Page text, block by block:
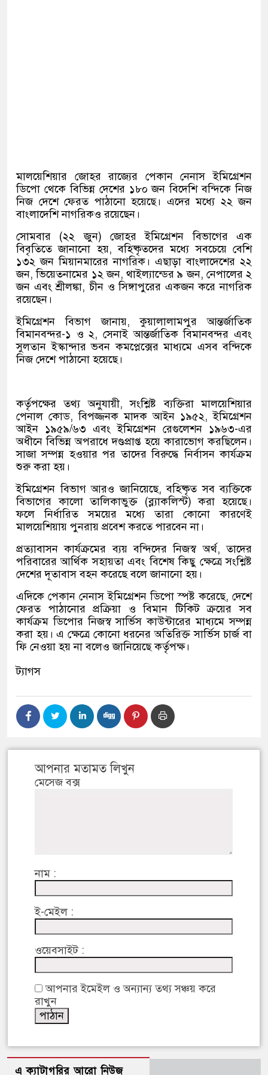
মালয়েশিয়ার জোহর রাজ্যের পেকান নেনাস ইমিগ্রেশন
ডিপো থেকে বিভিন্ন দেশের ১৮০ জন বিদেশি বন্দিকে নিজ
নিজ দেশে ফেরত পাঠানো হয়েছে। এদের মধ্যে ২২ জন
বাংলাদেশি নাগরিকও রয়েছেন।
সোমবার (২২ জুন) জোহর ইমিগ্রেশন বিভাগের এক
বিবৃতিতে জানানো হয়, বহিষ্কৃতদের মধ্যে সবচেয়ে বেশি
১৩২ জন মিয়ানমারের নাগরিক। এছাড়া বাংলাদেশের ২২
জন, ভিয়েতনামের ১২ জন, থাইল্যান্ডের ৯ জন, নেপালের ২
জন এবং শ্রীলঙ্কা, চীন ও সিঙ্গাপুরের একজন করে নাগরিক
রয়েছেন।
ইমিগ্রেশন বিভাগ জানায়, কুয়ালালামপুর আন্তর্জাতিক
বিমানবন্দর-১ ও ২, সেনাই আন্তর্জাতিক বিমানবন্দর এবং
সুলতান ইস্কান্দার ভবন কমপ্লেক্সের মাধ্যমে এসব বন্দিকে
নিজ দেশে পাঠানো হয়েছে।
কর্তৃপক্ষের তথ্য অনুযায়ী, সংশ্লিষ্ট ব্যক্তিরা মালয়েশিয়ার
পেনাল কোড, বিপজ্জনক মাদক আইন ১৯৫২, ইমিগ্রেশন
আইন ১৯৫৯/৬৩ এবং ইমিগ্রেশন রেগুলেশন ১৯৬৩-এর
অধীনে বিভিন্ন অপরাধে দণ্ডপ্রাপ্ত হয়ে কারাভোগ করছিলেন।
সাজা সম্পন্ন হওয়ার পর তাদের বিরুদ্ধে নির্বাসন কার্যক্রম
শুরু করা হয়।
ইমিগ্রেশন বিভাগ আরও জানিয়েছে, বহিষ্কৃত সব ব্যক্তিকে
বিভাগের কালো তালিকাভুক্ত (ব্ল্যাকলিস্ট) করা হয়েছে।
ফলে নির্ধারিত সময়ের মধ্যে তারা কোনো কারণেই
মালয়েশিয়ায় পুনরায় প্রবেশ করতে পারবেন না।
প্রত্যাবাসন কার্যক্রমের ব্যয় বন্দিদের নিজস্ব অর্থ, তাদের
পরিবারের আর্থিক সহায়তা এবং বিশেষ কিছু ক্ষেত্রে সংশ্লিষ্ট
দেশের দূতাবাস বহন করেছে বলে জানানো হয়।
এদিকে পেকান নেনাস ইমিগ্রেশন ডিপো স্পষ্ট করেছে, দেশে
ফেরত পাঠানোর প্রক্রিয়া ও বিমান টিকিট ক্রয়ের সব
কার্যক্রম ডিপোর নিজস্ব সার্ভিস কাউন্টারের মাধ্যমে সম্পন্ন
করা হয়। এ ক্ষেত্রে কোনো ধরনের অতিরিক্ত সার্ভিস চার্জ বা
ফি নেওয়া হয় না বলেও জানিয়েছে কর্তৃপক্ষ।
ট্যাগস
আপনার মতামত লিখুন
মেসেজ বক্স
নাম :
ই-মেইল :
ওয়েবসাইট :
আপনার ইমেইল ও অন্যান্য তথ্য সঞ্চয় করে
রাখুন
এ ক্যাটাগরির আরো নিউজ